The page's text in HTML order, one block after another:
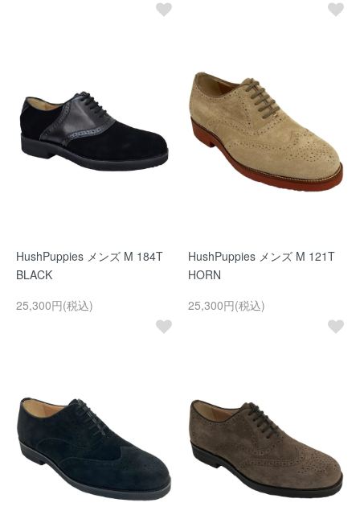
HushPuppies メンズ M 184T
BLACK
25,300円(税込)
HushPuppies メンズ M 121T
HORN
25,300円(税込)